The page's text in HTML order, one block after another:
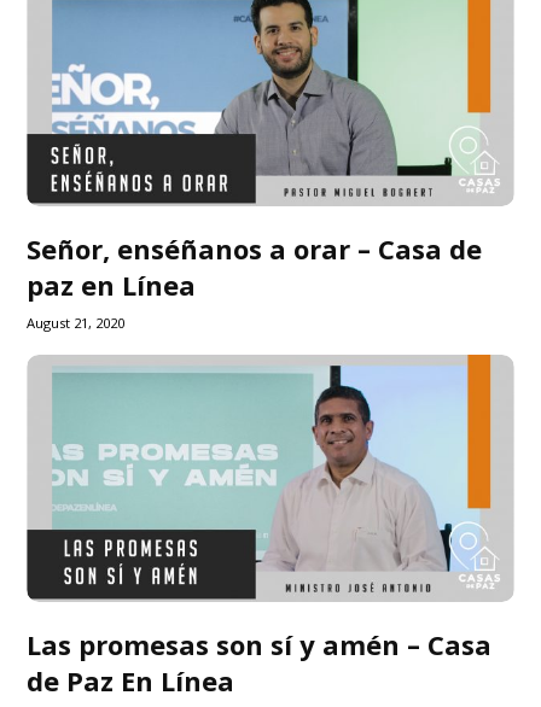
Señor, enséñanos a orar – Casa de
paz en Línea
August 21, 2020
Las promesas son sí y amén – Casa
de Paz En Línea